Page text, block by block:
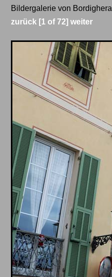
Bildergalerie von
zurück [1 of 72] weiter